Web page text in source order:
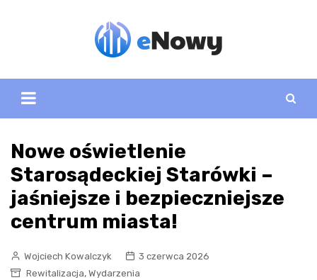
Nowe oświetlenie
Starosądeckiej Starówki –
jaśniejsze i bezpieczniejsze
centrum miasta!
Wojciech Kowalczyk
3 czerwca 2026
Rewitalizacja, Wydarzenia